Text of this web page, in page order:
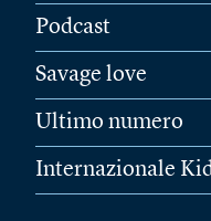
Podcast
Savage love
Ultimo numero
Internazionale